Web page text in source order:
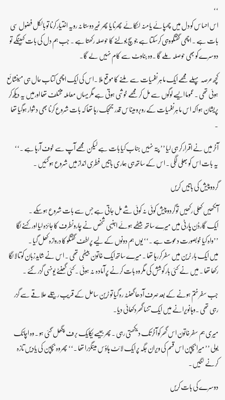
‘‘
اس احساس کو دل میں چھپائے یا منہ لٹکائے پھرنا یا پھر غیر دوستانہ رویہ اختیار کرنا تو بالکل فضول سی
بات ہے ۔ اچھی گفتگو وہی کرسکتا ہے جو سچ بولنے کا حوصلہ رکھتا ہے ۔ جب ہم دل کی بات کہیںگے تو
دوسرے کو بھی حوصلہ ملے گا ۔وہ بناوٹ سے کام نہیں لے گا۔
کچھ عرصہ پہلے مجھے ایک ماہر نفسیات سے ملنے کا موقع ملا ۔اس کی ایک اچھی کتاب حال ہی میںشائع
ہوئی تھی ۔عموما ایسے لوگوں سے مل کر مجھے خوشی ہوتی ہے مگر یہاں معاملہ مختلف تھا اورمیں یہ دیکھ کر
پریشان ہو اکہ اس ماہرنفسیات کے روبرو میںاس قدر جھجک رہا تھا کہ بات شروع کرنا بھی دشوار ہوگیا تھا
۔
آخر میں نے اقرار کر ہی لیا ’’ پتہ نہیں جناب کیا بات ہے لیکن مجھے آپ سے خوف آرہا ہے ۔‘‘
یہ بات اس کو بھلی لگی ۔ اس کے ساتھ ہی ہماری باتیں فطری انداز میں شروع ہوگئیں ۔
گردوپیش کی باتیں کریں
آنکھیں کھلی رکھیں تو گردوپیش کوئی نہ کوئی شے مل جاتی ہے جس سے بات شروع ہوسکے ۔
ایک گارڈن پارٹی میں میرے ساتھ بیٹھے ہوئے اجنبی شخص نے چاروںطرف کا جائزہ لیا اور کہنے لگا
’’واہ کیا خوبصورت دعوت ہے ۔‘‘ یوں ہم دونوں کے لیے پرلطف گفتگو کا دروازہ کھل گیا ۔
میں ایک بار ٹرین میں سفر کررہا تھا ۔ میرے ساتھ ایک خاتون بیٹھی تھی ۔ اس نے شاید زبان کو تالا لگا
رکھا تھا ۔ میں نے کئی بار کوشش کی مگر وہ بات کرنے پر آمادہ نہ ہوئی ۔کئی گھنٹے یونہی گزر گئے ۔
جب سفر ختم ہونے کے بعد صرف آدھا گھنٹہ رہ گیا تو ٹرین ساحل کے قریب ریتلے علاقے سے گزر
رہی تھی ۔وہاںویرانے میں ایک تنہا گھر دکھائی دیا۔
میری ہم سفر خاتون اس گھر کو آخر تک دیکھتی رہی ۔پھر جیسے یکایک برف پگھل گئی ہو ۔ وہ اچانک
بولی ’’ میرا بچپن اس قسم کی ویران جگہ پر ایک لائٹ ہاؤس میںگزرا تھا ۔‘‘ پھر وہ بچپن کی یادیں تازہ
کرنے لگیں۔
دوسرے کی بات کریں